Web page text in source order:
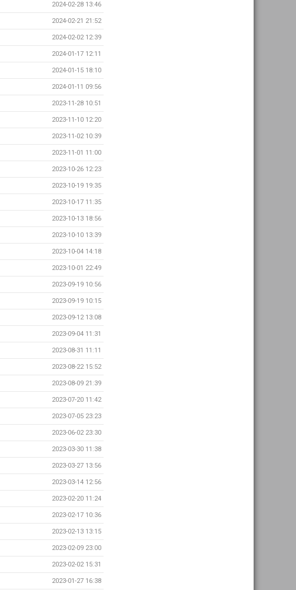
2024-02-28 13:46
2024-02-21 21:52
2024-02-02 12:39
2024-01-17 12:11
2024-01-15 18:10
2024-01-11 09:56
2023-11-28 10:51
2023-11-10 12:20
2023-11-02 10:39
2023-11-01 11:00
2023-10-26 12:23
2023-10-19 19:35
2023-10-17 11:35
2023-10-13 18:56
2023-10-10 13:39
2023-10-04 14:18
2023-10-01 22:49
2023-09-19 10:56
2023-09-19 10:15
2023-09-12 13:08
2023-09-04 11:31
2023-08-31 11:11
2023-08-22 15:52
2023-08-09 21:39
2023-07-20 11:42
2023-07-05 23:23
2023-06-02 23:30
2023-03-30 11:38
2023-03-27 13:56
2023-03-14 12:56
2023-02-20 11:24
2023-02-17 10:36
2023-02-13 13:15
2023-02-09 23:00
2023-02-02 15:31
2023-01-27 16:38